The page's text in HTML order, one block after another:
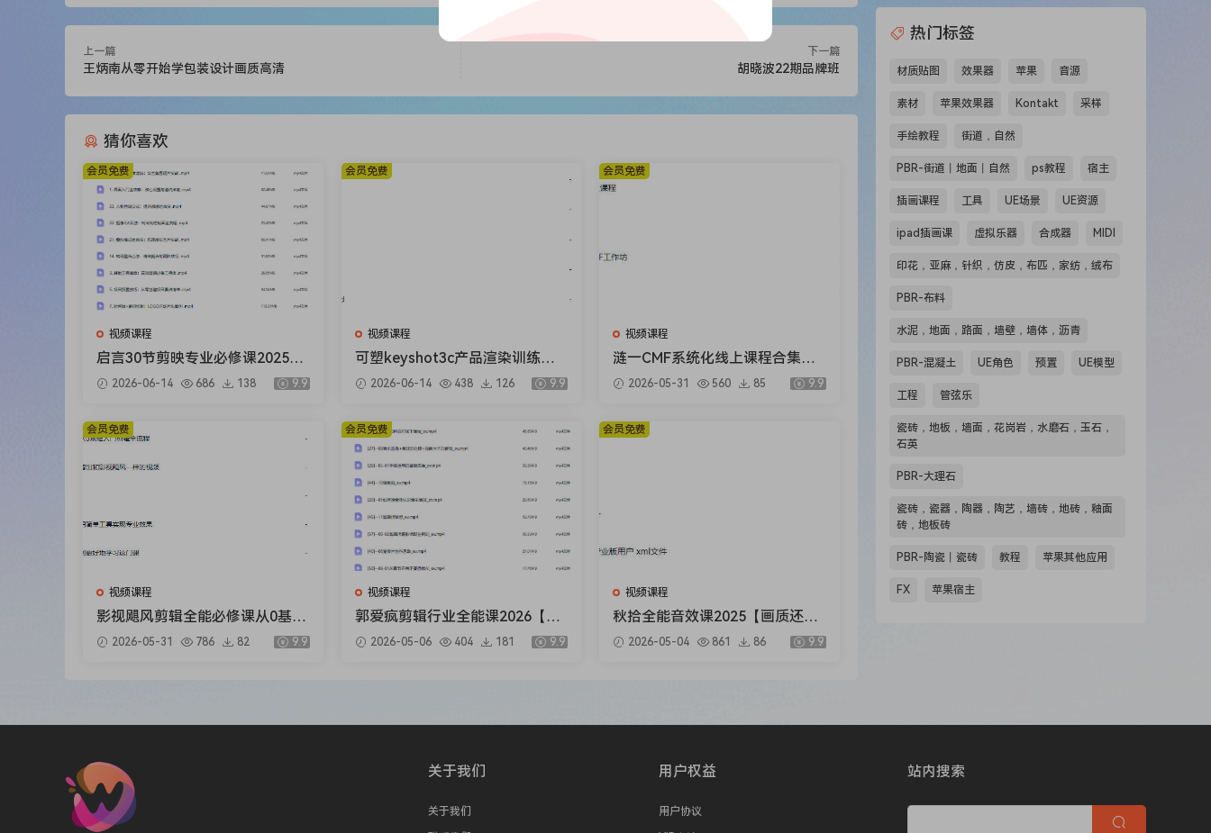
上一篇
王炳南从零开始学包装设计画质高清
下一篇
胡晓波22期品牌班
猜你喜欢
视频课程
启言30节剪映专业必修课2025
【画质高清只有视频】
2026-06-14 686 138 9.9
会员免费
视频课程
可塑keyshot3c产品渲染训练营2
024【画质高清有素材】
2026-06-14 438 126 9.9
会员免费
视频课程
涟一CMF系统化线上课程合集
【画质高清只有视频】
2026-05-31 560 85 9.9
会员免费
视频课程
影视飓风剪辑全能必修课从0基础
到专业成片2026【画质高清有素
材】
2026-05-31 786 82 9.9
会员免费
视频课程
郭爱疯剪辑行业全能课2026【画
质高清有素材】
2026-05-06 404 181 9.9
会员免费
视频课程
秋拾全能音效课2025【画质还可
以有素材】
2026-05-04 861 86 9.9
会员免费
热门标签
材质贴图 效果器 苹果 音源
素材 苹果效果器 Kontakt 采样
手绘教程 街道，自然
PBR-街道丨地面丨自然 ps教程 宿主
插画课程 工具 UE场景 UE资源
ipad插画课 虚拟乐器 合成器 MIDI
印花，亚麻，针织，仿皮，布匹，家纺，绒布
PBR-布料
水泥，地面，路面，墙壁，墙体，沥青
PBR-混凝土 UE角色 预置 UE模型
工程 管弦乐
瓷砖，地板，墙面，花岗岩，水磨石，玉石，
石英
PBR-大理石
瓷砖，瓷器，陶器，陶艺，墙砖，地砖，釉面
砖，地板砖
PBR-陶瓷丨瓷砖 教程 苹果其他应用
FX 苹果宿主
关于我们
关于我们
用户权益
用户协议
站内搜索